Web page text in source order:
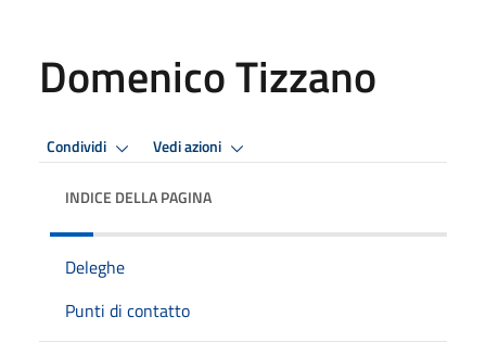
Domenico Tizzano
Condividi Vedi azioni
INDICE DELLA PAGINA
Deleghe
Punti di contatto